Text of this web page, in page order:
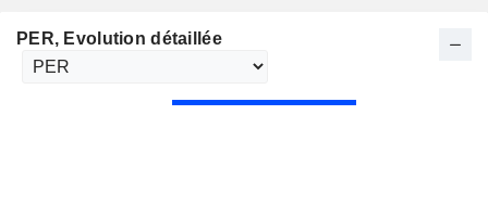
PER, Evolution détaillée